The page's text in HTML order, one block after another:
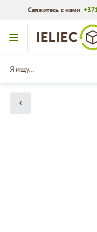
Свяжитесь с нами
Перейти к содержимому